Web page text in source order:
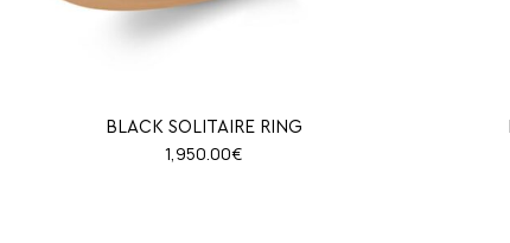
BLACK SOLITAIRE RING
1,950.00€